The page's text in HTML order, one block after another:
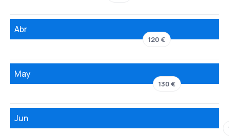
Abr
120 €
May
130 €
Jun